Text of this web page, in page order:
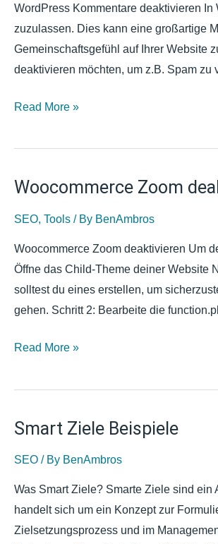
WordPress Kommentare deaktivieren
zuzulassen. Dies kann eine großartige
Gemeinschaftsgefühl auf Ihrer Website
deaktivieren möchten, um z.B. Spam zu
deaktivieren
Read More »
Woocommerce Zoom
SEO, Tools / By BenAmbros
Woocommerce Zoom deaktivieren Um
Öffne das Child-Theme deiner Website
solltest du eines erstellen, um
gehen. Schritt 2: Bearbeite die
Woocommerce
deaktivieren
Read More »
Smart Ziele Beispiele
SEO / By BenAmbros
Was Smart Ziele? Smarte Ziele sind ein
handelt sich um ein Konzept zur
Zielsetzungsprozess und im
Smart
Beispiele